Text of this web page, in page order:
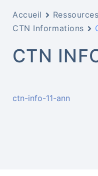
Accueil
CTN Informations
CTN
ctn-info-11-ann